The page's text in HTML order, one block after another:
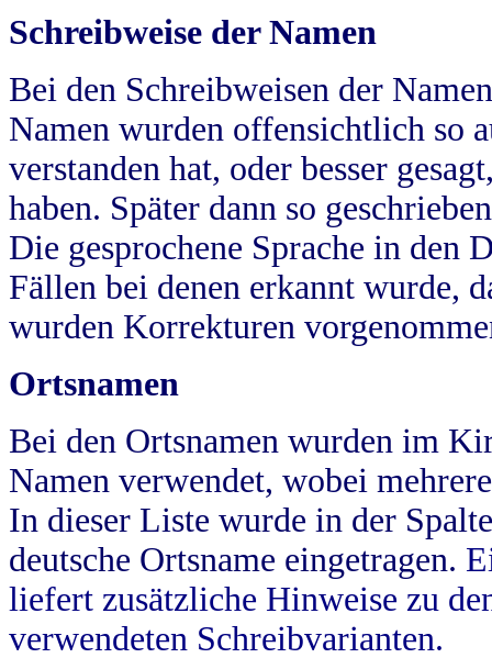
Schreibweise der Namen
Bei den Schreibweisen der
Namen wurden offensichtlich so
verstanden hat, oder besser
haben. Später dann so
Die gesprochene Sprache in
Fällen bei denen erkannt wurde,
wurden Korrekturen
Ortsnamen
Bei den Ortsnamen wurden im
Namen verwendet, wobei
In dieser Liste wurde in der
deutsche Ortsname eingetragen.
liefert zusätzliche Hinweise zu
verwendeten Schreibvarianten.